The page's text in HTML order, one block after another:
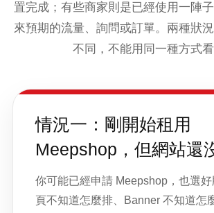
置完成；有些商家則是已經使用一陣
來預期的流量、詢問或訂單。兩種狀
不同，不能用同一種方式看
情況一：剛開始租用
Meepshop，但網站還
你可能已經申請 Meepshop，也選
頁不知道怎麼排、Banner 不知道怎